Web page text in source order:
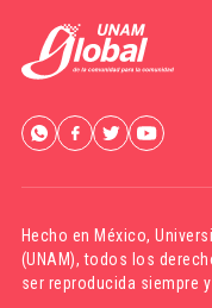
Hecho en México,
(UNAM), todos los
ser reproducida siempre